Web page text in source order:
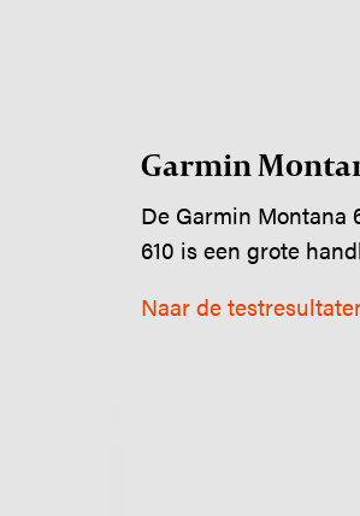
Garmin
De Garmin Montana
610 is een grote
Naar de